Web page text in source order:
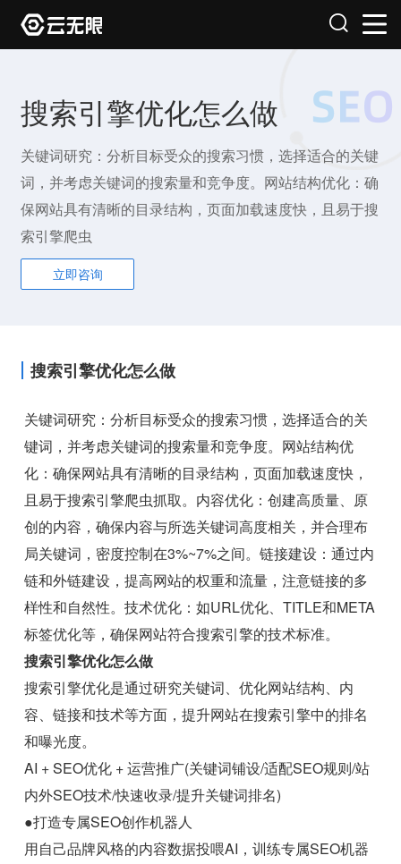
搜索引擎优化怎么做
关键词研究：分析目标受众的搜索习惯，选择适合的关键
词，并考虑关键词的搜索量和竞争度。网站结构优化：确
保网站具有清晰的目录结构，页面加载速度快，且易于搜
索引擎爬虫
立即咨询
搜索引擎优化怎么做
关键词研究：分析目标受众的搜索习惯，选择适合的关
键词，并考虑关键词的搜索量和竞争度。网站结构优
化：确保网站具有清晰的目录结构，页面加载速度快，
且易于搜索引擎爬虫抓取。内容优化：创建高质量、原
创的内容，确保内容与所选关键词高度相关，并合理布
局关键词，密度控制在3%~7%之间。链接建设：通过内
链和外链建设，提高网站的权重和流量，注意链接的多
样性和自然性。技术优化：如URL优化、TITLE和META
标签优化等，确保网站符合搜索引擎的技术标准。
搜索引擎优化怎么做
搜索引擎优化是通过研究关键词、优化网站结构、内
容、链接和技术等方面，提升网站在搜索引擎中的排名
和曝光度。
AI + SEO优化 + 运营推广(关键词铺设/适配SEO规则/站
内外SEO技术/快速收录/提升关键词排名)
●打造专属SEO创作机器人
用自己品牌风格的内容数据投喂AI，训练专属SEO机器